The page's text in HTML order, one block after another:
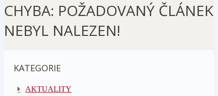
CHYBA: POŽADOVANÝ ČLÁNEK
NEBYL NALEZEN!
KATEGORIE
AKTUALITY